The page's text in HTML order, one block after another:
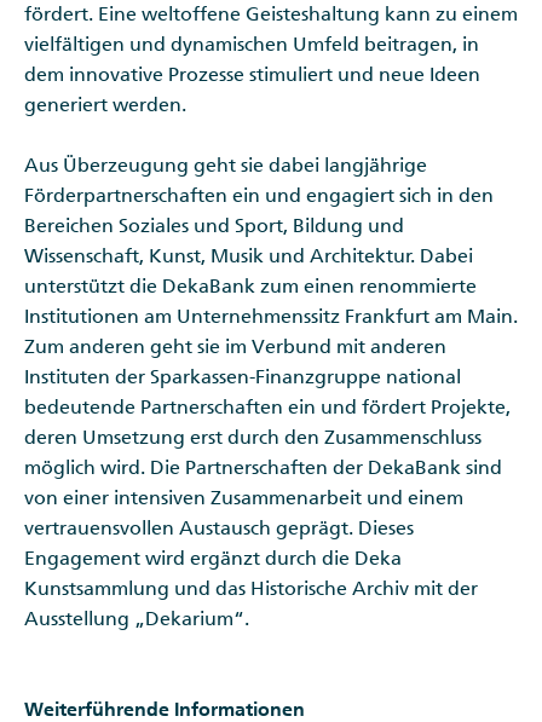
fördert. Eine weltoffene Geisteshaltung kann zu einem
vielfältigen und dynamischen Umfeld beitragen, in
dem innovative Prozesse stimuliert und neue Ideen
generiert werden.
Aus Überzeugung geht sie dabei langjährige
Förderpartnerschaften ein und engagiert sich in den
Bereichen Soziales und Sport, Bildung und
Wissenschaft, Kunst, Musik und Architektur. Dabei
unterstützt die DekaBank zum einen renommierte
Institutionen am Unternehmenssitz Frankfurt am Main.
Zum anderen geht sie im Verbund mit anderen
Instituten der Sparkassen-Finanzgruppe national
bedeutende Partnerschaften ein und fördert Projekte,
deren Umsetzung erst durch den Zusammenschluss
möglich wird. Die Partnerschaften der DekaBank sind
von einer intensiven Zusammenarbeit und einem
vertrauensvollen Austausch geprägt. Dieses
Engagement wird ergänzt durch die Deka
Kunstsammlung und das Historische Archiv mit der
Ausstellung „Dekarium“.
Weiterführende Informationen